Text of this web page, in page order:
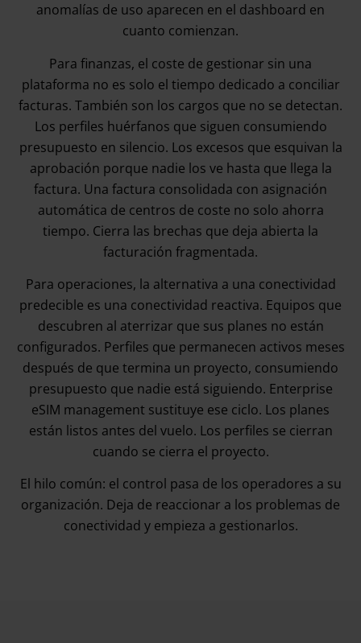
anomalías de uso aparecen en el dashboard en
cuanto comienzan.
Para finanzas, el coste de gestionar sin una
plataforma no es solo el tiempo dedicado a conciliar
facturas. También son los cargos que no se detectan.
Los perfiles huérfanos que siguen consumiendo
presupuesto en silencio. Los excesos que esquivan la
aprobación porque nadie los ve hasta que llega la
factura. Una factura consolidada con asignación
automática de centros de coste no solo ahorra
tiempo. Cierra las brechas que deja abierta la
facturación fragmentada.
Para operaciones, la alternativa a una conectividad
predecible es una conectividad reactiva. Equipos que
descubren al aterrizar que sus planes no están
configurados. Perfiles que permanecen activos meses
después de que termina un proyecto, consumiendo
presupuesto que nadie está siguiendo. Enterprise
eSIM management sustituye ese ciclo. Los planes
están listos antes del vuelo. Los perfiles se cierran
cuando se cierra el proyecto.
El hilo común: el control pasa de los operadores a su
organización. Deja de reaccionar a los problemas de
conectividad y empieza a gestionarlos.